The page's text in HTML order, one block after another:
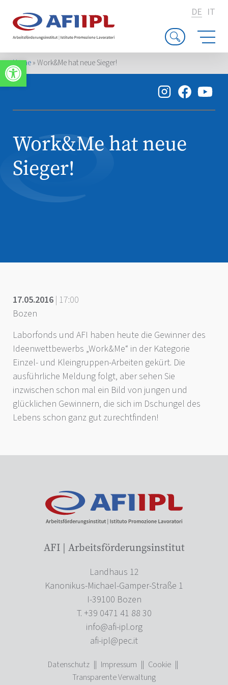
Werkzeugleiste öffnen
DE IT
Home»Work&Me hat neue Sieger!
Work&Me hat neue
Sieger!
17.05.2016 | 17:00
Bozen
Laborfonds und AFI haben heute die Gewinner des
Ideenwettbewerbs „Work&Me“ in der Kategorie
Einzel- und Kleingruppen-Arbeiten gekürt. Die
ausführliche Meldung folgt, aber sehen Sie
inzwischen schon mal ein Bild von jungen und
glücklichen Gewinnern, die sich im Dschungel des
Lebens schon ganz gut zurechtfinden!
AFI | Arbeitsförderungsinstitut
Landhaus 12
Kanonikus-Michael-Gamper-Straße 1
I-39100 Bozen
T. +39 0471 41 88 30
info@afi-ipl.org
afi-ipl@pec.it
Datenschutz || Impressum || Cookie ||
Transparente Verwaltung